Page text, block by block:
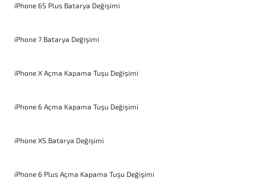
iPhone 6S Plus Batarya Değişimi
iPhone 7 Batarya Değişimi
iPhone X Açma Kapama Tuşu Değişimi
iPhone 6 Açma Kapama Tuşu Değişimi
iPhone XS Batarya Değişimi
iPhone 6 Plus Açma Kapama Tuşu Değişimi